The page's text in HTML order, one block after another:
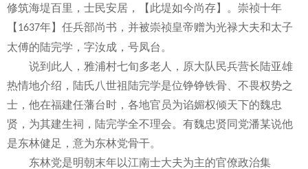
修筑海堤百里，士民安居，【此堤如今尚存】。崇祯十年
【 1637年】任兵部尚书，并被崇祯皇帝赠为光禄大夫和太子
太傅的陆完学，字汝成，号凤台。
说到此人，雅浦村七旬多老人，原大队民兵营长陆亚雄
热情地介绍，陆氏八世祖陆完学是位铮铮铁骨、不畏权势之
士，他在福建任藩台时，各地官员为谄媚权倾天下的魏忠
贤，为其建生祠，陆完学全不理会。有魏忠贤同党潘某说他
是东林健足，意为东林党骨干。
东林党是明朝末年以江南士大夫为主的官僚政治集